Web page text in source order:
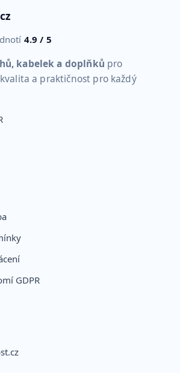
4.9 / 5
kabelek a doplňků pro
a praktičnost pro každý
GDPR